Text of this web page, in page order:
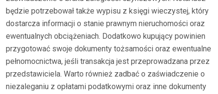
będzie potrzebował także wypisu z księgi wieczystej, który
dostarcza informacji o stanie prawnym nieruchomości oraz
ewentualnych obciążeniach. Dodatkowo kupujący powinien
przygotować swoje dokumenty tożsamości oraz ewentualne
pełnomocnictwa, jeśli transakcja jest przeprowadzana przez
przedstawiciela. Warto również zadbać o zaświadczenie o
niezaleganiu z opłatami podatkowymi oraz inne dokumenty